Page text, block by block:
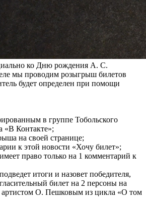
ко Дню рождения А. С.
мы проводим розыгрыш билетов
будет определен при помощи
в группе Тобольского
«В Контакте»;
на своей странице;
к этой новости «Хочу билет»;
право только на 1 комментарий к
итоги и назовет победителя,
билет на 2 персоны на
артистом О. Пешковым из цикла «О том